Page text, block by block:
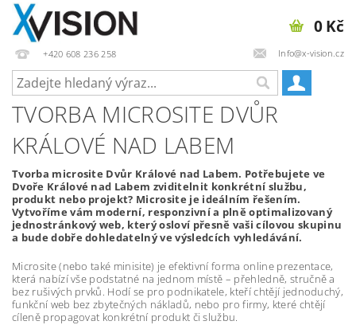
+420 608 236 258 Info@x-vision.cz
0 Kč
TVORBA MICROSITE DVŮR
KRÁLOVÉ NAD LABEM
Tvorba microsite Dvůr Králové nad Labem. Potřebujete ve
Dvoře Králové nad Labem zviditelnit konkrétní službu,
produkt nebo projekt? Microsite je ideálním řešením.
Vytvoříme vám moderní, responzivní a plně optimalizovaný
jednostránkový web, který osloví přesně vaši cílovou skupinu
a bude dobře dohledatelný ve výsledcích vyhledávání.
Microsite (nebo také minisite) je efektivní forma online prezentace,
která nabízí vše podstatné na jednom místě – přehledně, stručně a
bez rušivých prvků. Hodí se pro podnikatele, kteří chtějí jednoduchý,
funkční web bez zbytečných nákladů, nebo pro firmy, které chtějí
cíleně propagovat konkrétní produkt či službu.